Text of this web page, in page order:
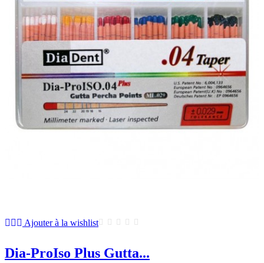
Ajouter à la wishlist
Dia-ProIso Plus Gutta...